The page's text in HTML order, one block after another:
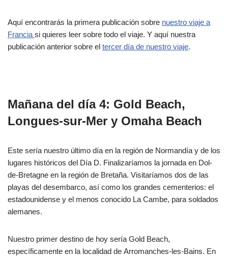
Aquí encontrarás la primera publicación sobre nuestro viaje a
Francia si quieres leer sobre todo el viaje. Y aquí nuestra
publicación anterior sobre el tercer día de nuestro viaje.
Mañana del día 4: Gold Beach,
Longues-sur-Mer y Omaha Beach
Este sería nuestro último día en la región de Normandía y de los
lugares históricos del Día D. Finalizaríamos la jornada en Dol-
de-Bretagne en la región de Bretaña. Visitaríamos dos de las
playas del desembarco, así como los grandes cementerios: el
estadounidense y el menos conocido La Cambe, para soldados
alemanes.
Nuestro primer destino de hoy sería Gold Beach,
específicamente en la localidad de Arromanches-les-Bains. En